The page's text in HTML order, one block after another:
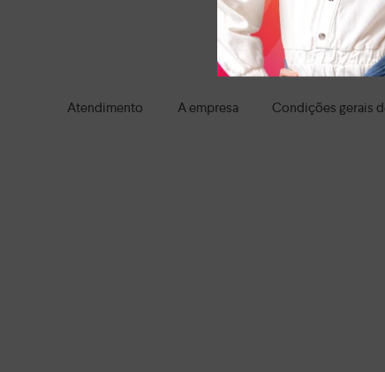
Navegue
Atendimento A empresa Condições gerais